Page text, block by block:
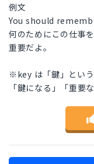
例文
You should
何のためにこの仕事
重要だよ。
※key は「鍵」とい
「鍵になる」「重要